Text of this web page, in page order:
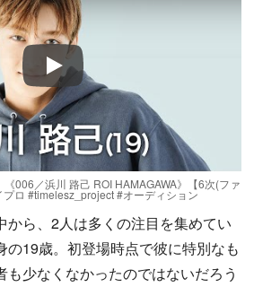
Play
《006／浜川 路己 ROI HAMAGAWA》【6次(ファ
ロ #timelesz_project #オーディション
ら、2人は多くの注目を集めてい
の19歳。初登場時点で彼に特別なも
少なくなかったのではないだろう